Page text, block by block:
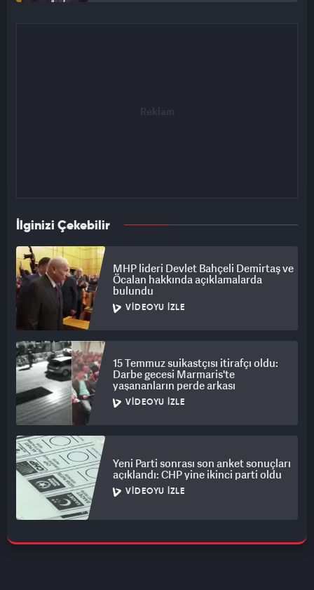
İlginizi Çekebilir
MHP lideri Devlet Bahçeli Demirtaş ve
Öcalan hakkında açıklamalarda
bulundu
VIDEOYU İZLE
15 Temmuz suikastçısı itirafçı oldu:
Darbe gecesi Marmaris'te
yaşananların perde arkası
VIDEOYU İZLE
Yeni Parti sonrası son anket sonuçları
açıklandı: CHP yine ikinci parti oldu
VIDEOYU İZLE